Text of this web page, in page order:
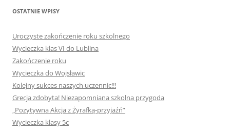
OSTATNIE WPISY
Uroczyste zakończenie roku szkolnego
Wycieczka klas VI do Lublina
Zakończenie roku
Wycieczka do Wojsławic
Kolejny sukces naszych uczennic!!!
Grecja zdobyta! Niezapomniana szkolna przygoda
„Pozytywna Akcja z Żyrafką-przyjaźń”
Wycieczka klasy 5c